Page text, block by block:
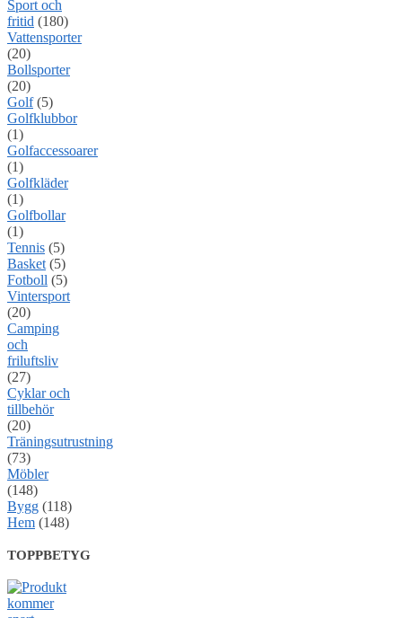
Sport och
fritid (180)
Vattensporter
(20)
Bollsporter
(20)
Golf (5)
Golfklubbor
(1)
Golfaccessoarer
(1)
Golfkläder
(1)
Golfbollar
(1)
Tennis (5)
Basket (5)
Fotboll (5)
Vintersport
(20)
Camping
och
friluftsliv
(27)
Cyklar och
tillbehör
(20)
Träningsutrustning
(73)
Möbler
(148)
Bygg (118)
Hem (148)
TOPPBETYG